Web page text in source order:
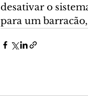
desativar o
para um